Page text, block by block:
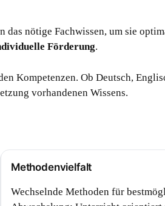
nötige Fachwissen, um sie
Förderung.
Kompetenzen. Ob Deutsch,
vorhandenen Wissens.
Methodenvielfalt
Wechselnde Methoden für